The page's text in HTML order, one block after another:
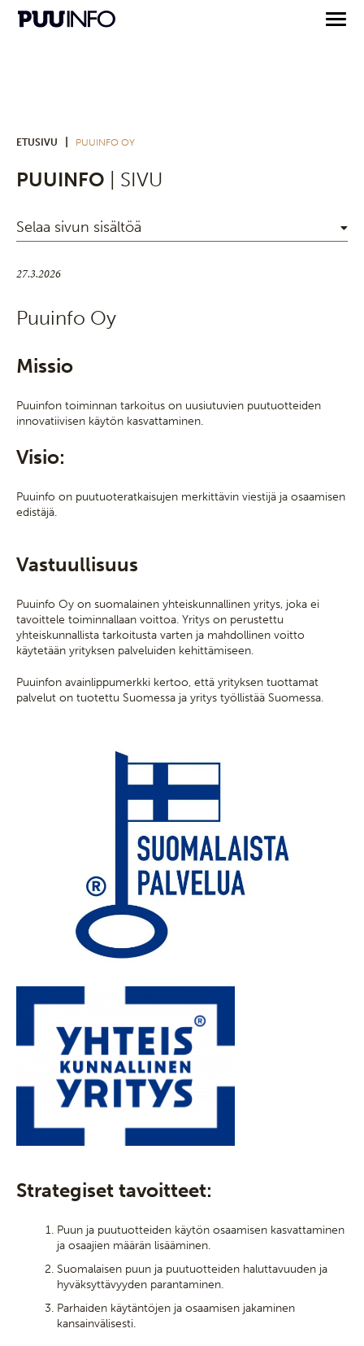
ETUSIVU PUUINFO OY
PUUINFO | SIVU
Selaa sivun sisältöä
27.3.2026
Puuinfo Oy
Missio
Puuinfon toiminnan tarkoitus on uusiutuvien puutuotteiden
innovatiivisen käytön kasvattaminen.
Visio:
Puuinfo on puutuoteratkaisujen merkittävin viestijä ja osaamisen
edistäjä.
Vastuullisuus
Puuinfo Oy on suomalainen yhteiskunnallinen yritys, joka ei
tavoittele toiminnallaan voittoa. Yritys on perustettu
yhteiskunnallista tarkoitusta varten ja mahdollinen voitto
käytetään yrityksen palveluiden kehittämiseen.
Puuinfon avainlippumerkki kertoo, että yrityksen tuottamat
palvelut on tuotettu Suomessa ja yritys työllistää Suomessa.
Strategiset tavoitteet:
Puun ja puutuotteiden käytön osaamisen kasvattaminen
ja osaajien määrän lisääminen.
Suomalaisen puun ja puutuotteiden haluttavuuden ja
hyväksyttävyyden parantaminen.
Parhaiden käytäntöjen ja osaamisen jakaminen
kansainvälisesti.